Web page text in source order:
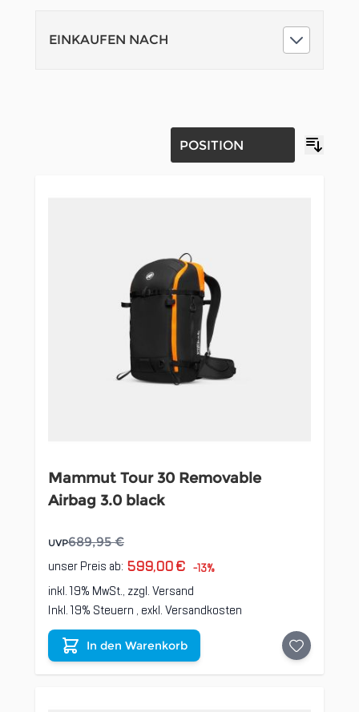
EINKAUFEN NACH
Mammut Tour 30 Removable
Airbag 3.0 black
UVP689,95 €
unser Preis ab: 599,00 € -13%
inkl. 19% MwSt., zzgl.Versand
Inkl. 19% Steuern , exkl.Versandkosten
In den Warenkorb